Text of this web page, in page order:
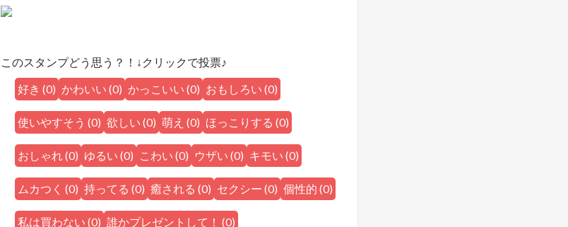
このスタンプどう思う？！↓クリックで投票♪
好き (0) かわいい (0) かっこいい (0) おもしろい (0)
使いやすそう (0) 欲しい (0) 萌え (0) ほっこりする (0)
おしゃれ(0) ゆるい (0) こわい (0) ウザい (0) キモい (0)
ムカつく (0) 持ってる (0) 癒される (0) セクシー (0) 個性的 (0)
私は買わない (0) 誰かプレゼントして！ (0)